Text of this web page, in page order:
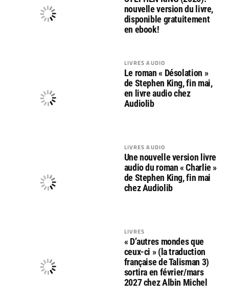
nouvelle version du livre,
disponible gratuitement
en ebook!
LIVRES AUDIO
Le roman « Désolation »
de Stephen King, fin mai,
en livre audio chez
Audiolib
LIVRES AUDIO
Une nouvelle version livre
audio du roman « Charlie »
de Stephen King, fin mai
chez Audiolib
LIVRES
« D’autres mondes que
ceux-ci » (la traduction
française de Talisman 3)
sortira en février/mars
2027 chez Albin Michel